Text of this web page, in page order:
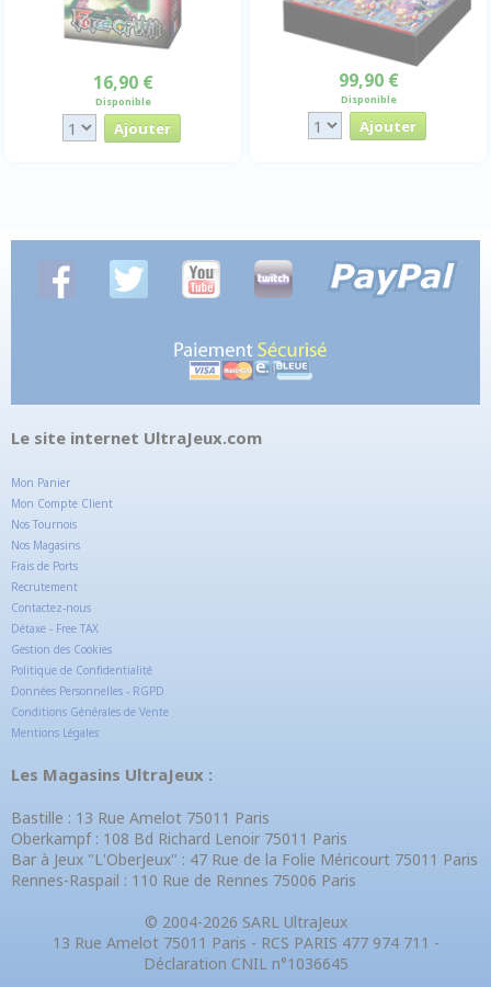
16,90 €
Disponible
99,90 €
Disponible
Le site internet UltraJeux.com
Mon Panier
Mon Compte Client
Nos Tournois
Nos Magasins
Frais de Ports
Recrutement
Contactez-nous
Détaxe - Free TAX
Gestion des Cookies
Politique de Confidentialité
Données Personnelles - RGPD
Conditions Générales de Vente
Mentions Légales
Les Magasins UltraJeux :
Bastille : 13 Rue Amelot 75011 Paris
Oberkampf : 108 Bd Richard Lenoir 75011 Paris
Bar à Jeux "L'OberJeux" : 47 Rue de la Folie Méricourt 75011 Paris
Rennes-Raspail : 110 Rue de Rennes 75006 Paris
© 2004-2026 SARL UltraJeux
13 Rue Amelot 75011 Paris - RCS PARIS 477 974 711 -
Déclaration CNIL n°1036645